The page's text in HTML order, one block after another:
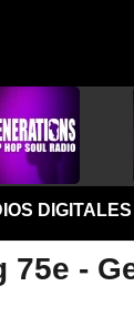
DIGITALES
75e -